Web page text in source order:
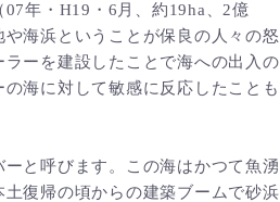
年・H19・6月、約19ha、2億
海浜ということが保良の人々の怒
ーを建設したことで海への出入の
海に対して敏感に反応したことも
と呼びます。この海はかつて魚湧
復帰の頃からの建築ブームで砂浜